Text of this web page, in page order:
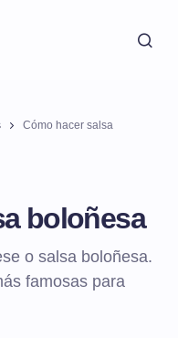
Cómo hacer salsa
boloñesa
o salsa boloñesa.
famosas para